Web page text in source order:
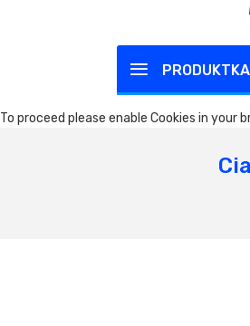
To proceed please enable Cookies in your